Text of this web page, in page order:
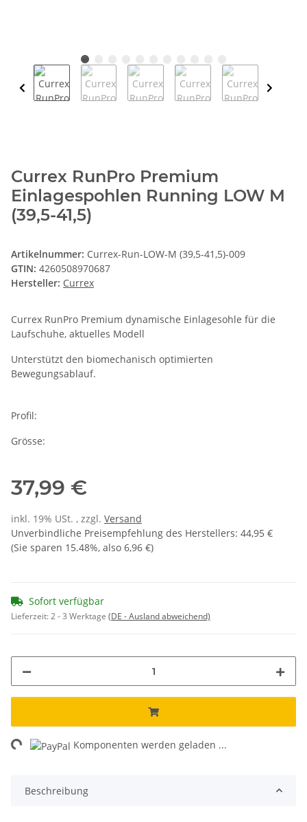
Currex RunPro Premium
Einlagespohlen Running LOW M
(39,5-41,5)
Artikelnummer: Currex-Run-LOW-M (39,5-41,5)-009
GTIN: 4260508970687
Hersteller: Currex
Currex RunPro Premium dynamische Einlagesohle für die
Laufschuhe, aktuelles Modell
Unterstützt den biomechanisch optimierten
Bewegungsablauf.
Profil:
Grösse:
37,99 €
inkl. 19% USt. , zzgl. Versand
Unverbindliche Preisempfehlung des Herstellers: 44,95 €
(Sie sparen 15.48%, also 6,96 €)
Sofort verfügbar
Lieferzeit:2 - 3 Werktage (DE - Ausland abweichend)
Komponenten werden geladen ...
Beschreibung